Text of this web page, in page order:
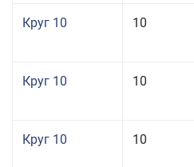
Круг 10 10
Круг 10 10
Круг 10 10